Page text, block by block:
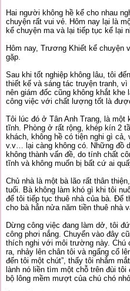
Hai người không hề kể cho nhau
chuyện rất vui vẻ. Hôm nay lại là
kể chuyện ma và lại tiếp tục kể lại
Hôm nay, Trương Khiết kể chuyện
gặp.
Sau khi tốt nghiệp không lâu, tôi
thiết kế và sáng tác truyện tranh,
nên giám đốc cũng không khắt
công việc với chất lượng tốt là
Tôi lúc đó ở Tân Anh Trang, là một
tĩnh. Phòng ở rất rộng, khép kín 2
khách, không hề có tiện nghi gì
v.v… lại càng không có. Những đồ
không thành vấn đề, do tính chất
tĩnh và không muốn bị bất cứ ai
Chủ nhà là một bà lão rất thân
tuổi. Bà không làm khó gì khi tôi
để tôi tiếp tục thuê nhà của bà. Để
cho bà hẳn nửa năm tiền thuê nhà
Dừng công việc đang làm dở, tôi
công phơi nắng. Chuyển vào đây
thích nghi với môi trường này. Chú
ra, nhảy lên chân tôi và ngẩng cổ
đến tôi một chút”, thấy tôi nhắm
lành nó liền tìm một chỗ trên đùi
bộ lông mềm mượt của chú chó